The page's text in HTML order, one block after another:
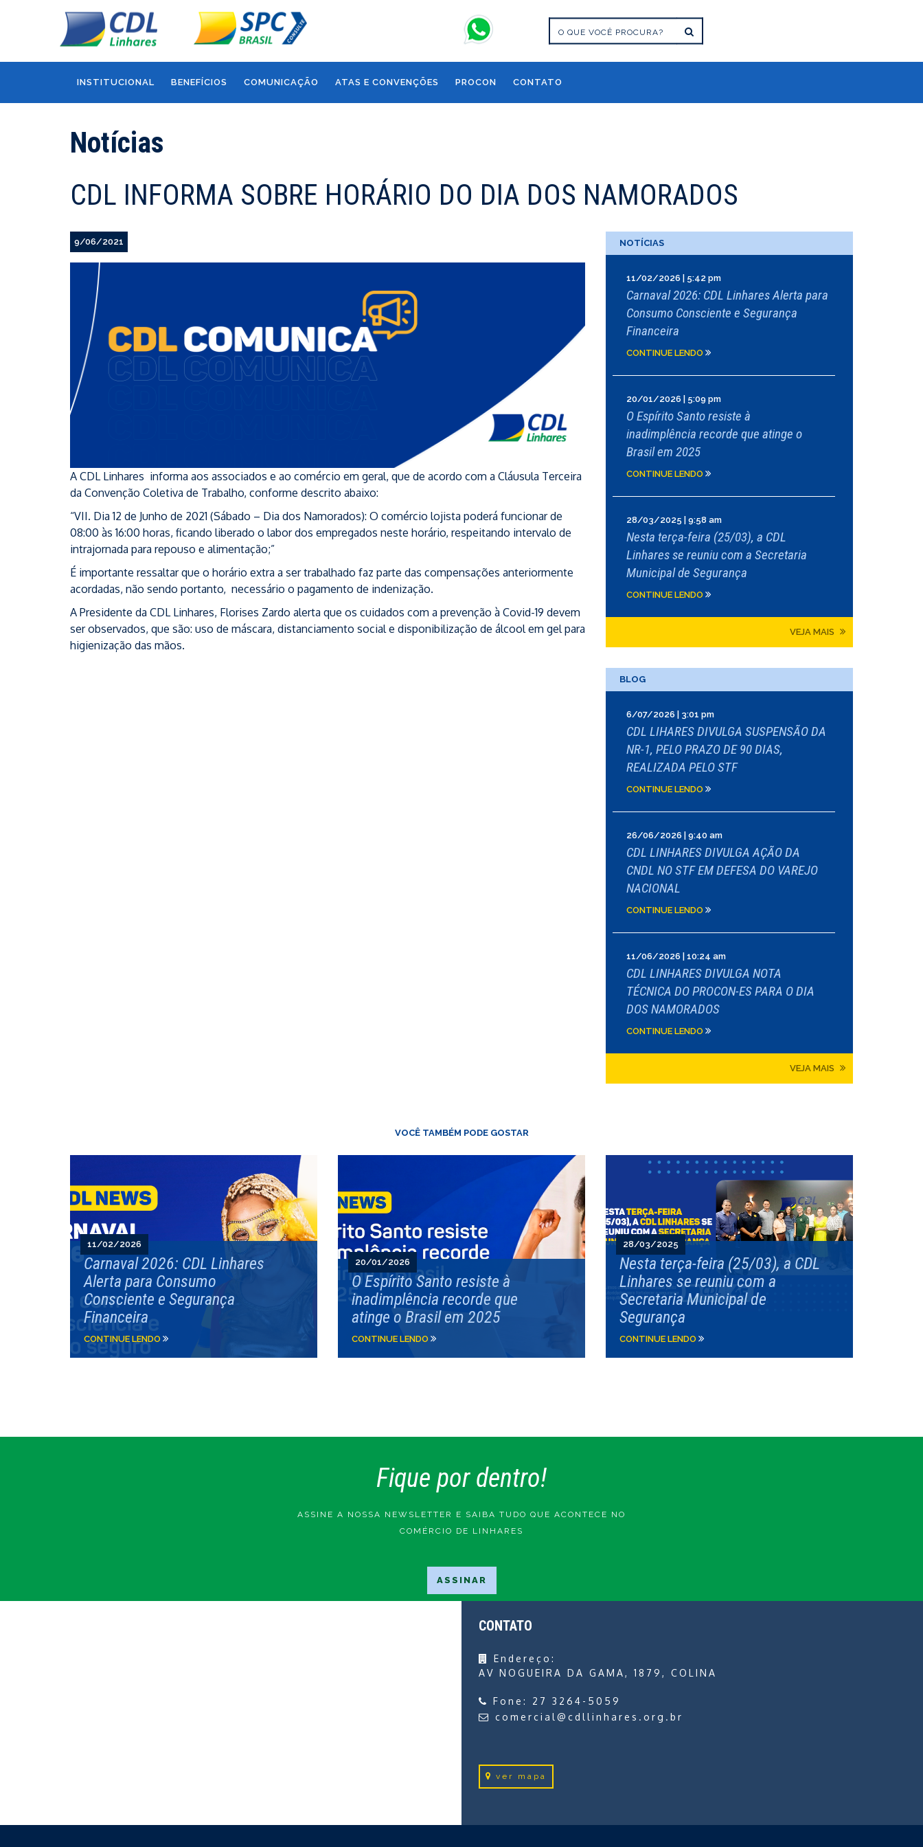
INSTITUCIONAL BENEFÍCIOS COMUNICAÇÃO ATAS E CONVENÇÕES PROCON CONTATO
Notícias
CDL INFORMA SOBRE HORÁRIO DO DIA DOS NAMORADOS
9/06/2021
A CDL Linhares informa aos associados e ao comércio em geral, que de acordo com a Cláusula Terceira
da Convenção Coletiva de Trabalho, conforme descrito abaixo:
“VII. Dia 12 de Junho de 2021 (Sábado – Dia dos Namorados): O comércio lojista poderá funcionar de
08:00 às 16:00 horas, ficando liberado o labor dos empregados neste horário, respeitando intervalo de
intrajornada para repouso e alimentação;”
É importante ressaltar que o horário extra a ser trabalhado faz parte das compensações anteriormente
acordadas, não sendo portanto, necessário o pagamento de indenização.
A Presidente da CDL Linhares, Florises Zardo alerta que os cuidados com a prevenção à Covid-19 devem
ser observados, que são: uso de máscara, distanciamento social e disponibilização de álcool em gel para
higienização das mãos.
NOTÍCIAS
11/02/2026 | 5:42 pm
Carnaval 2026: CDL Linhares Alerta para
Consumo Consciente e Segurança
Financeira
CONTINUE LENDO
20/01/2026 | 5:09 pm
O Espírito Santo resiste à
inadimplência recorde que atinge o
Brasil em 2025
CONTINUE LENDO
28/03/2025 | 9:58 am
Nesta terça-feira (25/03), a CDL
Linhares se reuniu com a Secretaria
Municipal de Segurança
CONTINUE LENDO
VEJA MAIS
BLOG
6/07/2026 | 3:01 pm
CDL LIHARES DIVULGA SUSPENSÃO DA
NR-1, PELO PRAZO DE 90 DIAS,
REALIZADA PELO STF
CONTINUE LENDO
26/06/2026 | 9:40 am
CDL LINHARES DIVULGA AÇÃO DA
CNDL NO STF EM DEFESA DO VAREJO
NACIONAL
CONTINUE LENDO
11/06/2026 | 10:24 am
CDL LINHARES DIVULGA NOTA
TÉCNICA DO PROCON-ES PARA O DIA
DOS NAMORADOS
CONTINUE LENDO
VEJA MAIS
VOCÊ TAMBÉM PODE GOSTAR
11/02/2026
Carnaval 2026: CDL Linhares
Alerta para Consumo
Consciente e Segurança
Financeira
CONTINUE LENDO
20/01/2026
O Espírito Santo resiste à
inadimplência recorde que
atinge o Brasil em 2025
CONTINUE LENDO
28/03/2025
Nesta terça-feira (25/03), a CDL
Linhares se reuniu com a
Secretaria Municipal de
Segurança
CONTINUE LENDO
Fique por dentro!
ASSINE A NOSSA NEWSLETTER E SAIBA TUDO QUE ACONTECE NO
COMÉRCIO DE LINHARES
CONTATO
Endereço:
AV NOGUEIRA DA GAMA, 1879, COLINA
Fone: 27 3264-5059
comercial@cdllinhares.org.br
ver mapa